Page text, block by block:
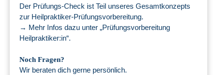
Der Prüfungs-Check ist Teil unseres Gesamtkonzepts
zur Heilpraktiker-Prüfungsvorbereitung.
→ Mehr Infos dazu unter „Prüfungsvorbereitung
Heilpraktiker:in“.
Noch Fragen?
Wir beraten dich gerne persönlich.